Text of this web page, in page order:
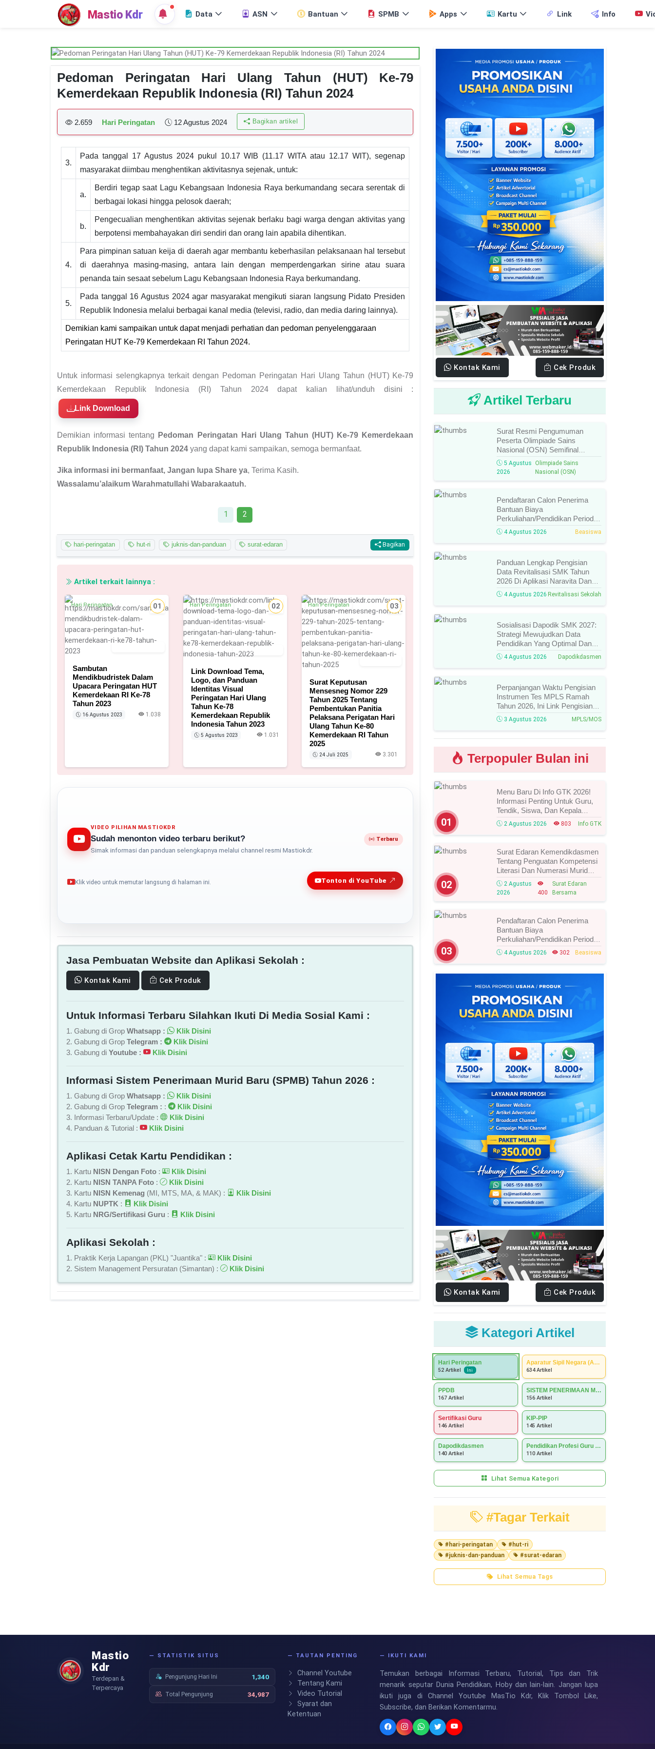
Mastio Kdr Data ASN Bantuan SPMB Apps Kartu Link Info
Pedoman Peringatan Hari Ulang Tahun (HUT) Ke-79
Kemerdekaan Republik Indonesia (RI) Tahun 2024
2.659 Hari Peringatan 12 Agustus 2024 Bagikan artikel
3.
Pada tanggal 17 Agustus 2024 pukul 10.17 WIB (11.17 WITA atau 12.17 WIT), segenap
masyarakat diimbau menghentikan aktivitasnya sejenak, untuk:
a.
Berdiri tegap saat Lagu Kebangsaan Indonesia Raya berkumandang secara serentak di
berbagai lokasi hingga pelosok daerah;
b.
Pengecualian menghentikan aktivitas sejenak berlaku bagi warga dengan aktivitas yang
berpotensi membahayakan diri sendiri dan orang lain apabila dihentikan.
4.
Para pimpinan satuan keija di daerah agar membantu keberhasilan pelaksanaan hal tersebut
di daerahnya masing-masing, antara lain dengan memperdengarkan sirine atau suara
penanda tain sesaat sebelum Lagu Kebangsaan Indonesia Raya berkumandang.
5.
Pada tanggal 16 Agustus 2024 agar masyarakat mengikuti siaran langsung Pidato Presiden
Republik Indonesia melalui berbagai kanal media (televisi, radio, dan media daring lainnya).
Demikian kami sampaikan untuk dapat menjadi perhatian dan pedoman penyelenggaraan
Peringatan HUT Ke-79 Kemerdekaan RI Tahun 2024.
Untuk informasi selengkapnya terkait dengan Pedoman Peringatan Hari Ulang Tahun (HUT) Ke-79
Kemerdekaan Republik Indonesia (RI) Tahun 2024 dapat kalian lihat/unduh disini :
Link Download
Demikian informasi tentang
Pedoman Peringatan Hari Ulang Tahun (HUT) Ke-79 Kemerdekaan
Republik Indonesia (RI) Tahun 2024 yang dapat kami sampaikan, semoga bermanfaat.
Jika informasi ini bermanfaat, Jangan lupa Share ya, Terima Kasih.
Wassalamu’alaikum Warahmatullahi Wabarakaatuh.
1 2
hari-peringatan hut-ri juknis-dan-panduan surat-edaran Bagikan
Artikel terkait lainnya :
01
Hari Peringatan
Sambutan
Mendikbudristek Dalam
Upacara Peringatan HUT
Kemerdekaan RI Ke-78
Tahun 2023
16 Agustus 2023 1.038
5 Agustus 2023
02
Hari Peringatan
Link Download Tema,
Logo, dan Panduan
Identitas Visual
Peringatan Hari Ulang
Tahun Ke-78
Kemerdekaan Republik
Indonesia Tahun 2023
5 Agustus 2023 1.031
03
Hari Peringatan
Surat Keputusan
Mensesneg Nomor 229
Tahun 2025 Tentang
Pembentukan Panitia
Pelaksana Perigatan Hari
Ulang Tahun Ke-80
Kemerdekaan RI Tahun
2025
24 Juli 2025 3.301
VIDEO PILIHAN MASTIOKDR
Sudah menonton video terbaru berikut?
Simak informasi dan panduan selengkapnya melalui channel resmi Mastiokdr.
Terbaru
Klik video untuk memutar langsung di halaman ini. Tonton di YouTube
Jasa Pembuatan Website dan Aplikasi Sekolah :
Kontak Kami Cek Produk
Untuk Informasi Terbaru Silahkan Ikuti Di Media Sosial Kami :
1. Gabung di Grop Whatsapp :
Klik Disini
2. Gabung di Grop Telegram :
Klik Disini
3. Gabung di Youtube : Klik Disini
Informasi Sistem Penerimaan Murid Baru (SPMB) Tahun 2026 :
1. Gabung di Grop Whatsapp :
Klik Disini
2. Gabung di Grop Telegram : :
Klik Disini
3. Informasi Terbaru/Update :
Klik Disini
4. Panduan & Tutorial :
Klik Disini
Aplikasi Cetak Kartu Pendidikan :
1. Kartu NISN Dengan Foto :
Klik Disini
2. Kartu NISN TANPA Foto :
Klik Disini
3. Kartu NISN Kemenag (MI, MTS, MA, & MAK) :
Klik Disini
4. Kartu NUPTK :
Klik Disini
5. Kartu NRG/Sertifikasi Guru : Klik Disini
Aplikasi Sekolah :
1. Praktik Kerja Lapangan (PKL) "Juantika" :
Klik Disini
2. Sistem Management Persuratan (Simantan) :
Klik Disini
Kontak Kami Cek Produk
Artikel Terbaru
Surat Resmi Pengumuman
Peserta Olimpiade Sains
Nasional (OSN) Semifinal
Jenjang
SMA/MA/SMK/MAK/Sederajat
Tahun 2026, Cek Daftar Nama
Jadwal Selanjutnya!
5 Agustus
2026
Olimpiade Sains
Nasional (OSN)
Pendaftaran Calon Penerima
Bantuan Biaya
Perkuliahan/Pendidikan Periode
Agustus 2026 Resmi Dibuka,
Simak Syarat Dan Jadwal
Lengkapnya
4 Agustus 2026 Beasiswa
Panduan Lengkap Pengisian
Data Revitalisasi SMK Tahun
2026 Di Aplikasi Naravita Dan
Takola4 Agustus 2026 Revitalisasi Sekolah
Sosialisasi Dapodik SMK 2027:
Strategi Mewujudkan Data
Pendidikan Yang Optimal Dan
Valid4 Agustus 2026 Dapodikdasmen
Perpanjangan Waktu Pengisian
Instrumen Tes MPLS Ramah
Tahun 2026, Ini Link Pengisian
Dan Batas Waktu Terbarunya!
3 Agustus 2026 MPLS/MOS
Terpopuler Bulan ini
01
Menu Baru Di Info GTK 2026!
Informasi Penting Untuk Guru,
Tendik, Siswa, Dan Kepala
Sekolah, Segera Cek Ini Batas
Waktunya!
2 Agustus 2026 803 Info GTK
02
Surat Edaran Kemendikdasmen
Tentang Penguatan Kompetensi
Literasi Dan Numerasi Murid
Tahun 2026, Ini Strategi Dan
Alurnya
2 Agustus
2026
400
Surat Edaran
Bersama
03
Pendaftaran Calon Penerima
Bantuan Biaya
Perkuliahan/Pendidikan Periode
Agustus 2026 Resmi Dibuka,
Simak Syarat Dan Jadwal
Lengkapnya
4 Agustus 2026 302 Beasiswa
Kontak Kami Cek Produk
Kategori Artikel
Hari Peringatan
52 Artikel Ini
Aparatur Sipil Negara (ASN)
634 Artikel
PPDB
167 Artikel
SISTEM PENERIMAAN MURID BARU (SPMB)
156 Artikel
Sertifikasi Guru
146 Artikel
KIP-PIP
145 Artikel
Dapodikdasmen
140 Artikel
Pendidikan Profesi Guru (PPG)
110 Artikel
Lihat Semua Kategori
#Tagar Terkait
#hari-peringatan
#hut-ri
#juknis-dan-panduan
#surat-edaran
Lihat Semua Tags
Mastio
Kdr
Terdepan &
Terpercaya
— STATISTIK SITUS
Pengunjung Hari Ini 1,340
Total Pengunjung 34,987
— TAUTAN PENTING
Channel Youtube
Tentang Kami
Video Tutorial
Syarat dan
Ketentuan
— IKUTI KAMI
Temukan berbagai Informasi Terbaru, Tutorial, Tips dan Trik
menarik seputar Dunia Pendidikan, Hoby dan lain-lain. Jangan lupa
ikuti juga di Channel Youtube MasTio Kdr, Klik Tombol Like,
Subscribe, dan Berikan Komentarmu.